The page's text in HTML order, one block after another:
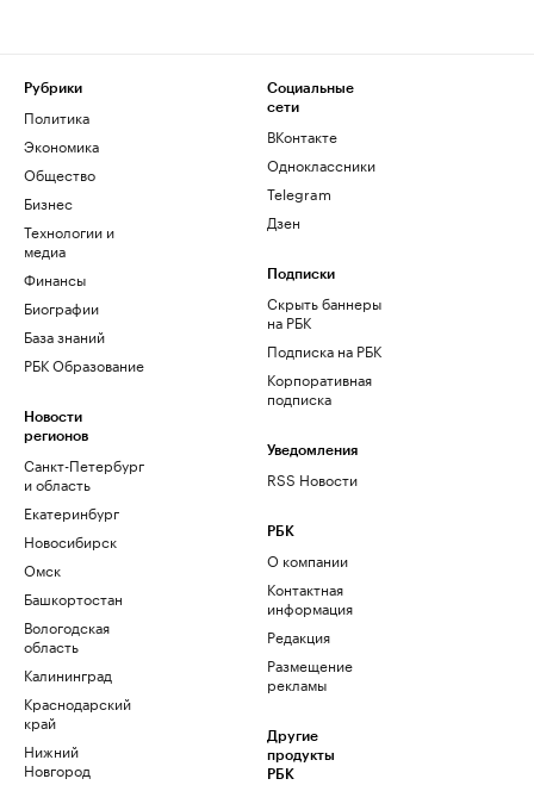
Рубрики
Политика
Экономика
Общество
Бизнес
Технологии и
медиа
Финансы
Биографии
База знаний
РБК Образование
Новости
регионов
Санкт-Петербург
и область
Екатеринбург
Новосибирск
Омск
Башкортостан
Вологодская
область
Калининград
Краснодарский
край
Нижний
Новгород
Социальные
сети
ВКонтакте
Одноклассники
Telegram
Дзен
Подписки
Скрыть баннеры
на РБК
Подписка на РБК
Корпоративная
подписка
Уведомления
RSS Новости
РБК
О компании
Контактная
информация
Редакция
Размещение
рекламы
Другие
продукты
РБК